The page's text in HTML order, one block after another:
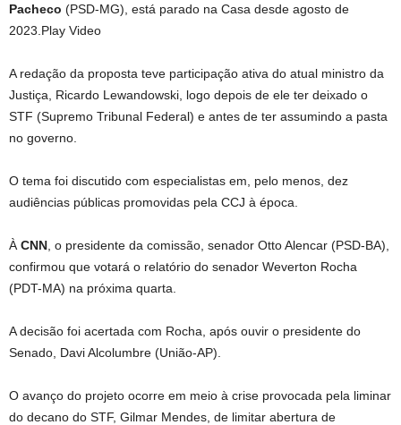
Pacheco (PSD-MG), está parado na Casa desde agosto de
2023.Play Video
A redação da proposta teve participação ativa do atual ministro da
Justiça, Ricardo Lewandowski, logo depois de ele ter deixado o
STF (Supremo Tribunal Federal) e antes de ter assumindo a pasta
no governo.
O tema foi discutido com especialistas em, pelo menos, dez
audiências públicas promovidas pela CCJ à época.
À CNN , o presidente da comissão, senador Otto Alencar (PSD-BA),
confirmou que votará o relatório do senador Weverton Rocha
(PDT-MA) na próxima quarta.
A decisão foi acertada com Rocha, após ouvir o presidente do
Senado, Davi Alcolumbre (União-AP).
O avanço do projeto ocorre em meio à crise provocada pela liminar
do decano do STF, Gilmar Mendes, de limitar abertura de